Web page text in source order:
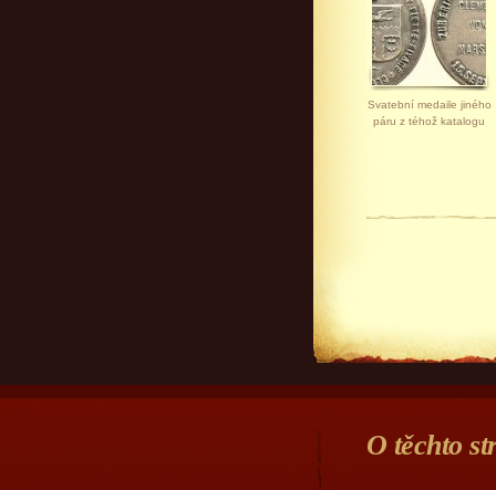
Svatební medaile jiného
páru z téhož katalogu
O těchto